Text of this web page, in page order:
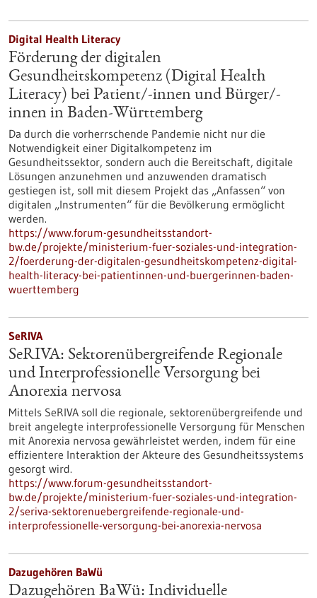
Digital Health Literacy
Förderung der digitalen
Gesundheitskompetenz (Digital Health
Literacy) bei Patient/-innen und Bürger/-
innen in Baden-Württemberg
Da durch die vorherrschende Pandemie nicht nur die
Notwendigkeit einer Digitalkompetenz im
Gesundheitssektor, sondern auch die Bereitschaft, digitale
Lösungen anzunehmen und anzuwenden dramatisch
gestiegen ist, soll mit diesem Projekt das „Anfassen“ von
digitalen „Instrumenten“ für die Bevölkerung ermöglicht
werden.
https://www.forum-gesundheitsstandort-
bw.de/projekte/ministerium-fuer-soziales-und-integration-
2/foerderung-der-digitalen-gesundheitskompetenz-digital-
health-literacy-bei-patientinnen-und-buergerinnen-baden-
wuerttemberg
SeRIVA
SeRIVA: Sektorenübergreifende Regionale
und Interprofessionelle Versorgung bei
Anorexia nervosa
Mittels SeRIVA soll die regionale, sektorenübergreifende und
breit angelegte interprofessionelle Versorgung für Menschen
mit Anorexia nervosa gewährleistet werden, indem für eine
effizientere Interaktion der Akteure des Gesundheitssystems
gesorgt wird.
https://www.forum-gesundheitsstandort-
bw.de/projekte/ministerium-fuer-soziales-und-integration-
2/seriva-sektorenuebergreifende-regionale-und-
interprofessionelle-versorgung-bei-anorexia-nervosa
Dazugehören BaWü
Dazugehören BaWü: Individuelle